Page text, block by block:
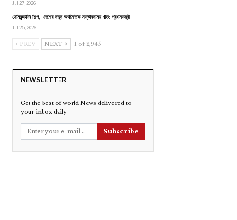
Jul 27, 2026
সেমিকন্ডাক্টর শিল্প, দেশের নতুন অর্থনৈতিক সম্ভাবনাময় খাত: প্রধানমন্ত্রী
Jul 25, 2026
PREV NEXT 1 of 2,945
NEWSLETTER
Get the best of world News delivered to
your inbox daily
Subscribe